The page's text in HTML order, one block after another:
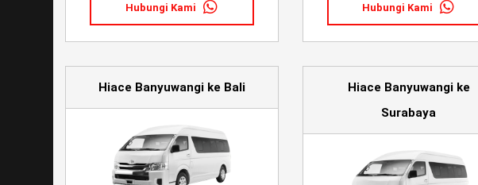
Hubungi Kami Hubungi Kami
Hiace Banyuwangi ke Bali
Hiace Banyuwangi ke
Surabaya